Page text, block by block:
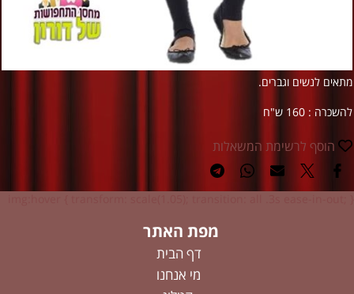
מתאים לנשים וגברים.
להשכרה : 160 ש"ח
הוסף לרשימת המשאלות
מפת האתר
דף הבית
מי אנחנו